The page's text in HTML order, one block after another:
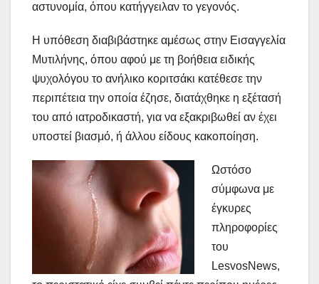
αστυνομία, όπου κατήγγειλαν το γεγονός.
Η υπόθεση διαβιβάστηκε αμέσως στην Εισαγγελία
Μυτιλήνης, όπου αφού με τη βοήθεια ειδικής
ψυχολόγου το ανήλικο κοριτσάκι κατέθεσε την
περιπέτεια την οποία έζησε, διατάχθηκε η εξέτασή
του από ιατροδικαστή, για να εξακριβωθεί αν έχει
υποστεί βιασμό, ή άλλου είδους κακοποίηση.
Ωστόσο
σύμφωνα με
έγκυρες
πληροφορίες
του
LesvosNews,